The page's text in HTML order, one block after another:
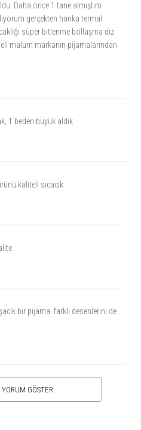
Daha önce 1 tane almıştım
gerçekten harika termal
süper bitlenme bollaşma diz
malum markanın pijamalarından
1 beden büyük aldık
kaliteli sıcacık
bir pijama. farklı desenlerini de
GÖSTER